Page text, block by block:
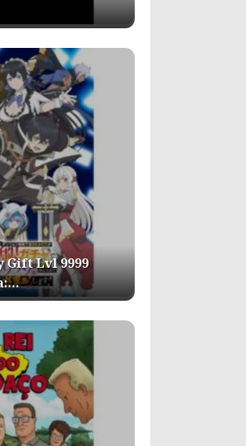
Gift Lvl 9999